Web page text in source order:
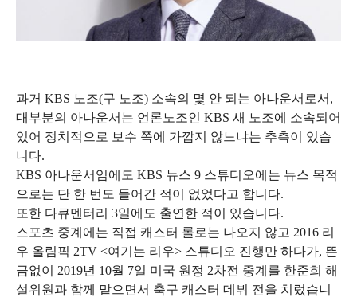
과거 KBS 노조(구 노조) 소속의 몇 안 되는 아나운서로서,
대부분의 아나운서는 언론노조인 KBS 새 노조에 소속되어
있어 정치적으로 보수 쪽에 가깝지 않느냐는 추측이 있습
니다.
KBS 아나운서임에도 KBS 뉴스 9 스튜디오에는 뉴스 목적
으로는 단 한 번도 들어간 적이 없었다고 합니다.
또한 다큐멘터리 3일에도 출연한 적이 있습니다.
스포츠 중계에는 직접 캐스터 롤로는 나오지 않고 2016 리
우 올림픽 2TV <여기는 리우> 스튜디오 진행만 하다가, 뜬
금없이 2019년 10월 7일 미국 원정 2차전 중계를 한준희 해
설위원과 함께 맡으면서 축구 캐스터 데뷔 전을 치렀습니